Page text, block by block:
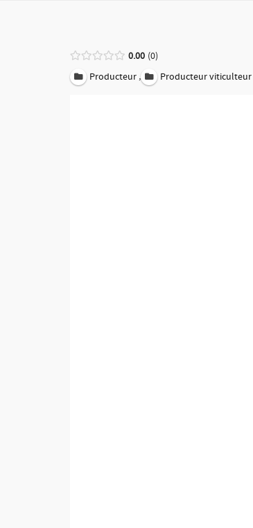
0.00 0
Producteur , Producteur viticulteur